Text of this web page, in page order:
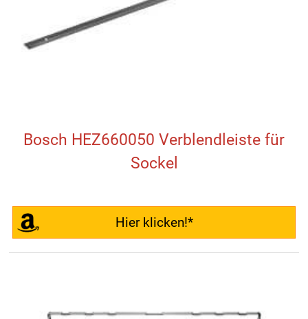
Bosch HEZ660050 Verblendleiste für
Sockel
Hier klicken!*